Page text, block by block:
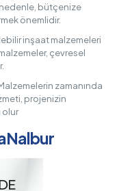
bütçenize
önemlidir.
inşaat malzemeleri
çevresel
zamanında
projenizin
olur